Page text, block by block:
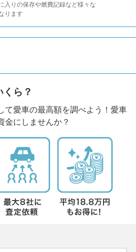
入りの保存や燃費記録など様々な
ります
ら？
て愛車の最高額を調べよう！愛車
金にしませんか？